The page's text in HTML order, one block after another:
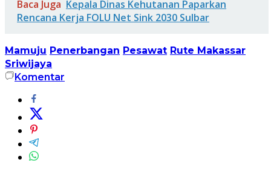
Baca Juga Kepala Dinas Kehutanan Paparkan
Rencana Kerja FOLU Net Sink 2030 Sulbar
Mamuju Penerbangan Pesawat Rute Makassar
Sriwijaya
Komentar